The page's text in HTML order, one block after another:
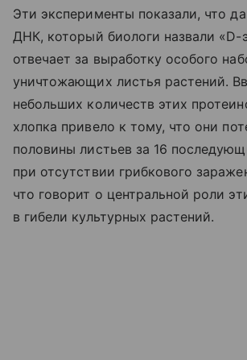
Эти эксперименты показали, что
ДНК, который биологи назвали
отвечает за выработку особого
уничтожающих листья растений.
небольших количеств этих
хлопка привело к тому, что они
половины листьев за 16
при отсутствии грибкового
что говорит о центральной роли
в гибели культурных растений.